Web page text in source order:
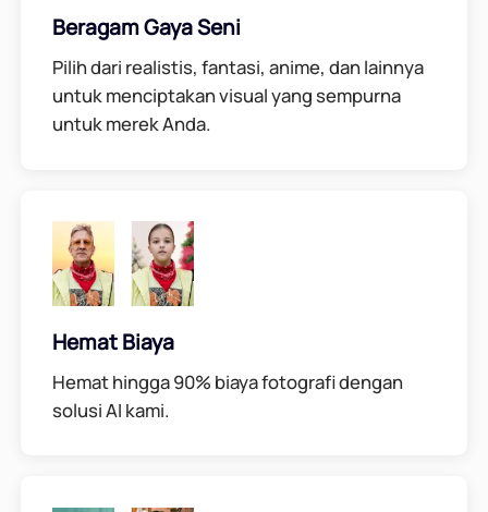
Beragam Gaya Seni
Pilih dari realistis, fantasi, anime, dan lainnya
untuk menciptakan visual yang sempurna
untuk merek Anda.
Hemat Biaya
Hemat hingga 90% biaya fotografi dengan
solusi AI kami.